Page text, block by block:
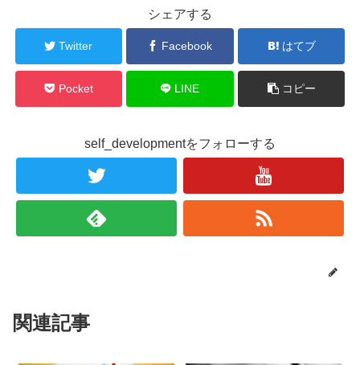
シェアする
Twitter Facebook はてブ
Pocket LINE コピー
self_developmentをフォローする
関連記事